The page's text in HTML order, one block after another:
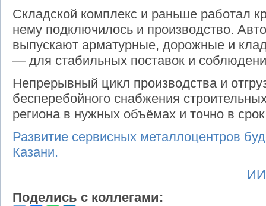
Складской комплекс и раньше работал
нему подключилось и производство.
выпускают арматурные, дорожные и
— для стабильных поставок и
Непрерывный цикл производства и
бесперебойного снабжения
региона в нужных объёмах и точно в
Развитие сервисных металлоцентров
Казани.
Поделись с коллегами: